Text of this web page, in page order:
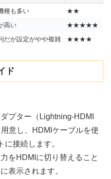
種も多い
★★
高い
★★★★★
だが設定がやや複雑 ★★★★
ド
プター（Lightning-HDMI
意し、HDMIケーブルを使
に接続します。
をHDMIに切り替えること
表示されます。